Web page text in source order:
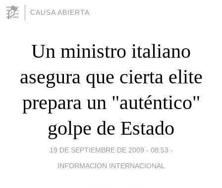
CAUSA ABIERTA
Un ministro italiano
asegura que cierta elite
prepara un "auténtico"
golpe de Estado
19 DE SEPTIEMBRE DE 2009 - 08:53 -
INFORMACION INTERNACIONAL